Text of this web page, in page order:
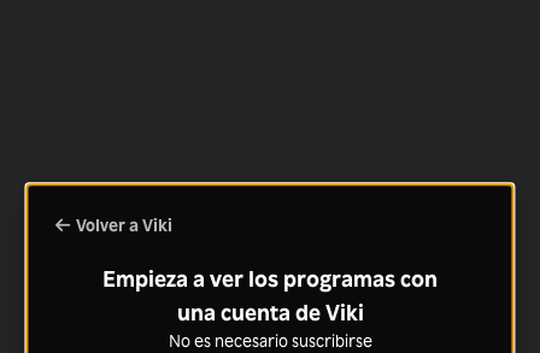
Volver a Viki
Empieza a ver los programas con
una cuenta de Viki
No es necesario suscribirse